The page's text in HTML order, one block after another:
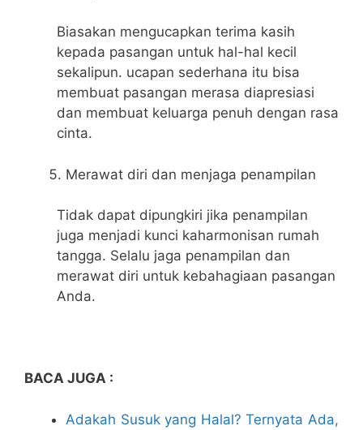
Biasakan mengucapkan terima kasih
kepada pasangan untuk hal-hal kecil
sekalipun. ucapan sederhana itu bisa
membuat pasangan merasa diapresiasi
dan membuat keluarga penuh dengan rasa
cinta.
Merawat diri dan menjaga penampilan
Tidak dapat dipungkiri jika penampilan
juga menjadi kunci kaharmonisan rumah
tangga. Selalu jaga penampilan dan
merawat diri untuk kebahagiaan pasangan
Anda.
BACA JUGA :
Adakah Susuk yang Halal? Ternyata Ada,